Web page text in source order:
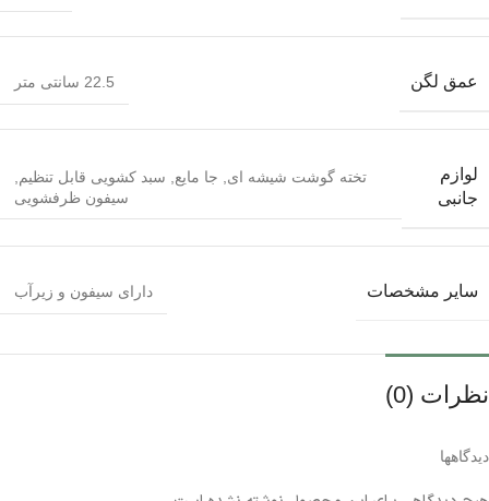
عمق لگن 22.5 سانتی متر
لوازم
جانبی
تخته گوشت شیشه ای جا مایع سبد کشویی قابل تنظیم
سیفون ظرفشویی
سایر مشخصات دارای سیفون و زیرآب
نظرات (0)
دیدگاهها